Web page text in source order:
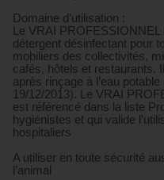
Domaine d’utilisation :
Le VRAI
détergent désinfectant pour
mobiliers des collectivités,
cafés, hôtels et restaurants.
après rinçage à l’eau
19/12/2013). Le VRAI
est référencé dans la liste
hygiénistes et qui valide
hospitaliers
A utiliser en toute sécurité
l’animal